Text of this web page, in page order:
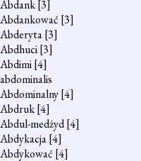
Abdank[3]
Abdankować [3]
Abderyta[3]
Abdhuci[3]
Abdimi[4]
abdominalis
Abdominalny[4]
Abdruk[4]
Abdul-medżyd[4]
Abdykacja[4]
Abdykować [4]